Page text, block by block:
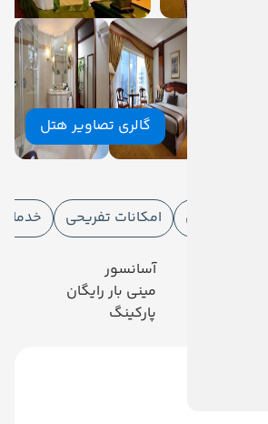
گالری تصاویر هتل
امکانات ورزشی امکانات تفریحی خدمات
آسانسور
مینی بار رایگان
پارکینگ